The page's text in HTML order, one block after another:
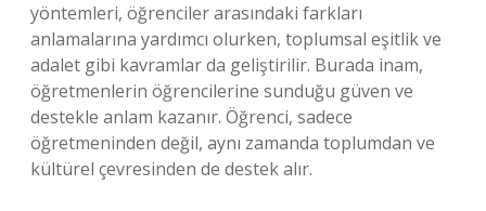
yöntemleri, öğrenciler arasındaki farkları
anlamalarına yardımcı olurken, toplumsal eşitlik ve
adalet gibi kavramlar da geliştirilir. Burada inam,
öğretmenlerin öğrencilerine sunduğu güven ve
destekle anlam kazanır. Öğrenci, sadece
öğretmeninden değil, aynı zamanda toplumdan ve
kültürel çevresinden de destek alır.